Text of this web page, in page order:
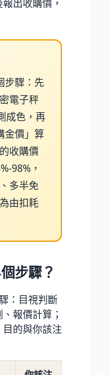
出收購價，
步驟：先
電子秤
成色，再
金價」算
收購價
98%，
多半免
由扣耗
步驟？
：目視判斷
報價計算；
的與你該注